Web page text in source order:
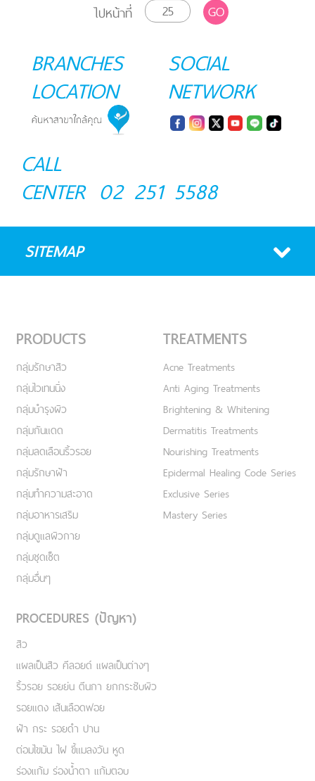
ไปหน้าที่
GO
BRANCHES
LOCATION
SOCIAL
NETWORK
CALL
CENTER 02 251 5588
SITEMAP
PRODUCTS
กลุ่มรักษาสิว
กลุ่มไวเทนนิ่ง
กลุ่มบำรุงผิว
กลุ่มกันแดด
กลุ่มลดเลือนริ้วรอย
กลุ่มรักษาฝ้า
กลุ่มทำความสะอาด
กลุ่มอาหารเสริม
กลุ่มดูแลผิวกาย
กลุ่มชุดเซ็ต
กลุ่มอื่นๆ
TREATMENTS
Acne Treatments
Anti Aging Treatments
Brightening & Whitening
Dermatitis Treatments
Nourishing Treatments
Epidermal Healing Code Series
Exclusive Series
Mastery Series
PROCEDURES (ปัญหา)
สิว
แผลเป็นสิว คีลอยด์ แผลเป็นต่างๆ
ริ้วรอย รอยย่น ตีนกา ยกกระชับผิว
รอยแดง เส้นเลือดฟอย
ฝ้า กระ รอยดำ ปาน
ต่อมไขมัน ไฝ ขี้แมลงวัน หูด
ร่องแก้ม ร่องน้ำตา แก้มตอบ